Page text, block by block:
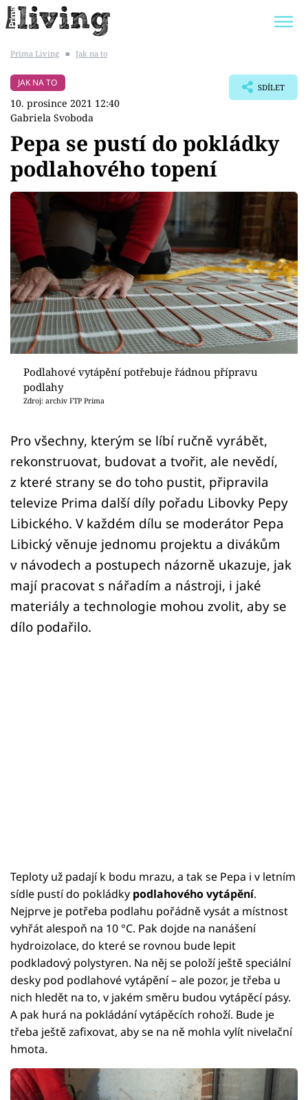
BYDLENÍ SLAVNÝCH
Témata
Bydlení
Zahrada
Design
Sledujte prima+
Přihlášení
Sledujte nás
Prima Living ■ Jak na to
JAK NA TO
10. prosince 2021 12:40
Gabriela Svoboda
SDÍLET
Pepa se pustí do pokládky
podlahového topení
Podlahové vytápění potřebuje řádnou přípravu
podlahy
Zdroj: archiv FTP Prima
Pro všechny, kterým se líbí ručně vyrábět,
rekonstruovat, budovat a tvořit, ale nevědí,
z které strany se do toho pustit, připravila
televize Prima další díly pořadu Libovky Pepy
Libického. V každém dílu se moderátor Pepa
Libický věnuje jednomu projektu a divákům
v návodech a postupech názorně ukazuje, jak
mají pracovat s nářadím a nástroji, i jaké
materiály a technologie mohou zvolit, aby se
dílo podařilo.
Teploty už padají k bodu mrazu, a tak se Pepa i v letním
sídle pustí do pokládky podlahového vytápění.
Nejprve je potřeba podlahu pořádně vysát a místnost
vyhřát alespoň na 10 °C. Pak dojde na nanášení
hydroizolace, do které se rovnou bude lepit
podkladový polystyren. Na něj se položí ještě speciální
desky pod podlahové vytápění – ale pozor, je třeba u
nich hledět na to, v jakém směru budou vytápěcí pásy.
A pak hurá na pokládání vytápěcích rohoží. Bude je
třeba ještě zafixovat, aby se na ně mohla vylít nivelační
hmota.